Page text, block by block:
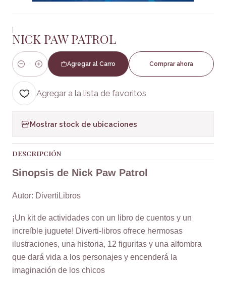
|
NICK PAW PATROL
Cantidad
Agregar al Carro Comprar ahora
Agregar a la lista de favoritos
Mostrar stock de ubicaciones
DESCRIPCIÓN
Sinopsis de Nick Paw Patrol
Autor: DivertiLibros
¡Un kit de actividades con un libro de cuentos y un
increíble juguete! Diverti-libros ofrece hermosas
ilustraciones, una historia, 12 figuritas y una alfombra
que dará vida a los personajes y encenderá la
imaginación de los chicos